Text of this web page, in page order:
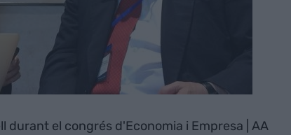
durant el congrés d'Economia i Empresa | AA